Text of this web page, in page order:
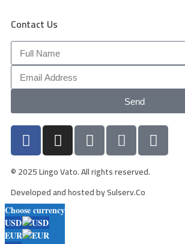
Contact Us
Send
© 2025 Lingo Vato. All rights reserved.
Developed and hosted by Sulserv.Co
Choose currency
USD
EUR